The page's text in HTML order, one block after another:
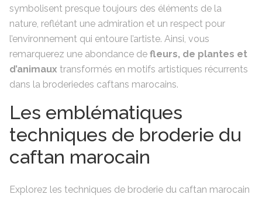
symbolisent presque toujours des éléments de la
nature, reflétant une admiration et un respect pour
l’environnement qui entoure l’artiste. Ainsi, vous
remarquerez une abondance de fleurs, de plantes et
d’animaux transformés en motifs artistiques récurrents
dans la broderiedes caftans marocains.
Les emblématiques
techniques de broderie du
caftan marocain
Explorez les techniques de broderie du caftan marocain